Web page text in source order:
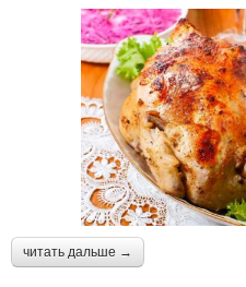
читать дальше →